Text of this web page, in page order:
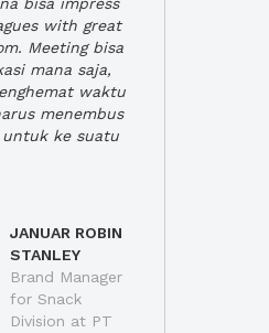
with great
Meeting bisa
mana saja,
waktu
menembus
untuk ke suatu
JANUAR ROBIN
STANLEY
Brand Manager
for Snack
Division at PT